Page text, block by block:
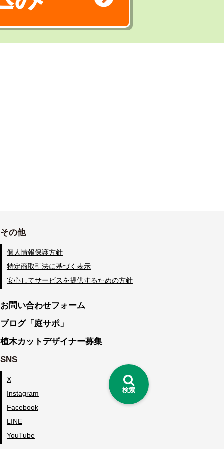
検索
その他
個人情報保護方針
特定商取引法に基づく表示
安心してサービスを提供するための方針
お問い合わせフォーム
ブログ「庭サポ」
植木カットデザイナー募集
SNS
X
Instagram
Facebook
LINE
YouTube